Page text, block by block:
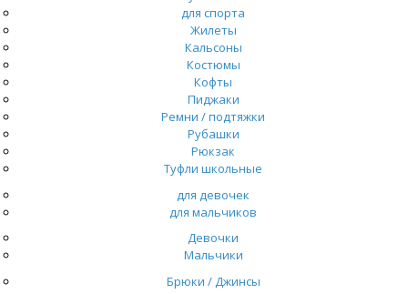
для спорта
Жилеты
Кальсоны
Костюмы
Кофты
Пиджаки
Ремни / подтяжки
Рубашки
Рюкзак
Туфли школьные
для девочек
для мальчиков
Девочки
Мальчики
Брюки / Джинсы